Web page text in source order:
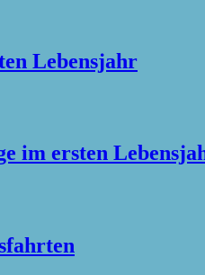
Lebensjahr
im ersten